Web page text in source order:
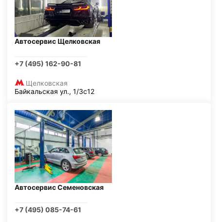
Автосервис Щелковская
+7 (495) 162-90-81
Щелковская
Байкальская ул., 1/3с12
Автосервис Семеновская
+7 (495) 085-74-61